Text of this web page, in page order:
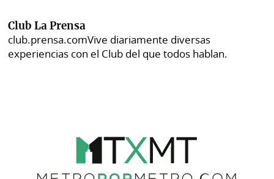
Club La Prensa
club.prensa.comVive diariamente diversas
experiencias con el Club del que todos hablan.